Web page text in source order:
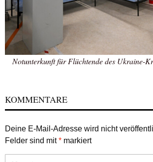
Notunterkunft für Flüchtende des Ukraine-
KOMMENTARE
Deine E-Mail-Adresse wird nicht
Felder sind mit* markiert